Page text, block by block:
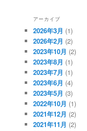
アーカイブ
2026年3月 (1)
2026年2月 (2)
2023年10月 (2)
2023年8月 (1)
2023年7月 (1)
2023年6月 (4)
2023年5月 (3)
2022年10月 (1)
2021年12月 (2)
2021年11月 (2)